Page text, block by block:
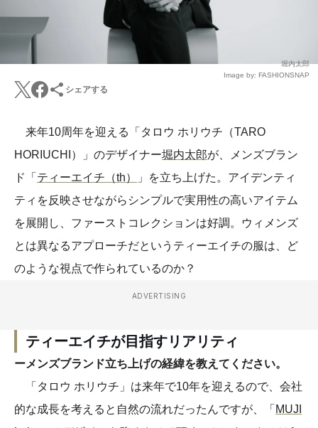
堀内太郎
Image by: FASHIONSNAP
シェアする
来年10周年を迎える「タロウ ホリウチ（TARO
HORIUCHI）」のデザイナー堀内太郎が、メンズブラン
ド「 ティーエイチ（th）
」を立ち上げた。アイデンティ
ティを反映させながらシンプルで実用性の高いアイテム
を展開し、ファーストコレクションは好調。ウィメンズ
とは異なるアプローチだというティーエイチの服は、ど
のような視点で作られているのか？
ADVERTISING
ティーエイチが目指すリアリティ
ーメンズブランド立ち上げの経緯を教えてください。
「タロウ ホリウチ」は来年で10年を迎えるので、会社
的な成長を考えると自然の流れだったんですが、「 MUJI